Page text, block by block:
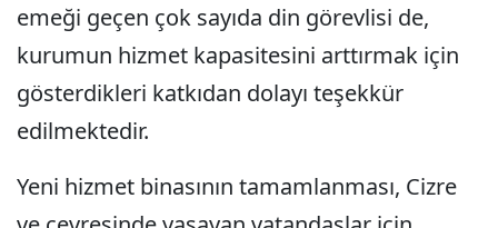
emeği geçen çok sayıda din görevlisi de,
kurumun hizmet kapasitesini arttırmak için
gösterdikleri katkıdan dolayı teşekkür
edilmektedir.
Yeni hizmet binasının tamamlanması, Cizre